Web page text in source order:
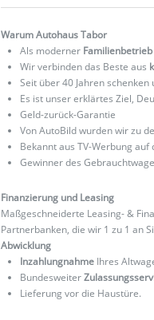
Warum Autohaus Tabor
Als moderner Familienbetrieb
Wir verbinden das Beste aus
Seit über 40 Jahren
Es ist unser erklärtes Ziel,
Geld-zurück-Garantie
Von AutoBild wurden wir zu
Bekannt aus TV-Werbung auf
Gewinner des
Finanzierung und Leasing
Maßgeschneiderte Leasing- &
Partnerbanken, die wir 1 zu 1 an
Abwicklung
Inzahlungnahme Ihres
Bundesweiter
Lieferung vor die Haustüre.